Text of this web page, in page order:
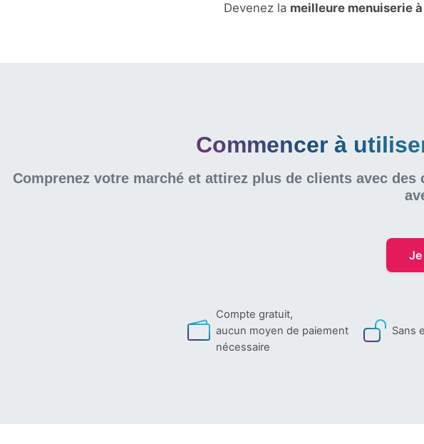
Devenez la meilleure menuiserie
Commencer à
Comprenez votre marché et attirez plus de clients avec
Compte gratuit,
aucun moyen de paiement
nécessaire
Sans